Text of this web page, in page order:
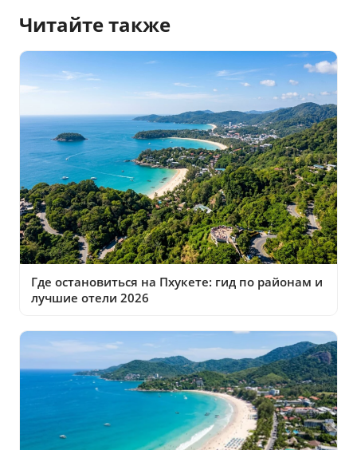
Читайте также
Где остановиться на Пхукете: гид по районам и
лучшие отели 2026